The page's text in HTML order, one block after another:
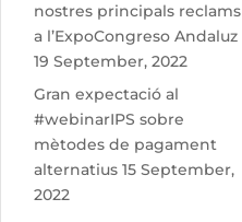
nostres principals reclams
a l’ExpoCongreso Andaluz
19 September, 2022
Gran expectació al
#webinarIPS sobre
mètodes de pagament
alternatius 15 September,
2022